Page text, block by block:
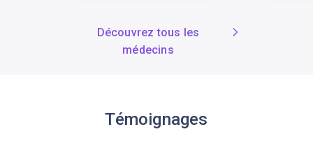
Découvrez tous les
médecins
Témoignages